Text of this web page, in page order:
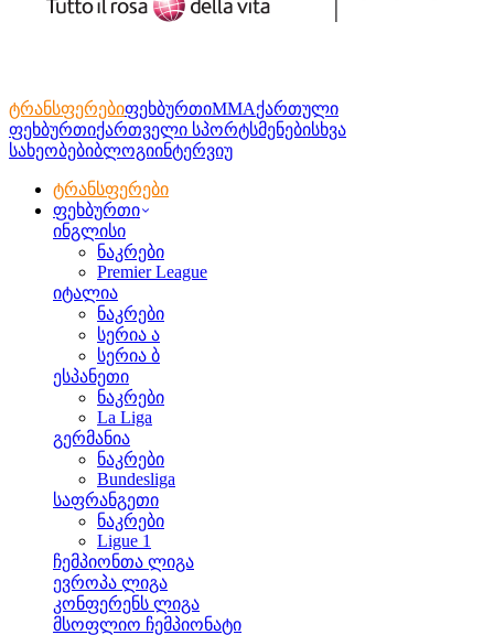
ტრანსფერებიფეხბურთიMMAქართული
ფეხბურთიქართველი სპორტსმენებისხვა
სახეობებიბლოგიინტერვიუ
ტრანსფერები
ფეხბურთი
ინგლისი
ნაკრები
Premier League
იტალია
ნაკრები
სერია ა
სერია ბ
ესპანეთი
ნაკრები
La Liga
გერმანია
ნაკრები
Bundesliga
საფრანგეთი
ნაკრები
Ligue 1
ჩემპიონთა ლიგა
ევროპა ლიგა
კონფერენს ლიგა
მსოფლიო ჩემპიონატი